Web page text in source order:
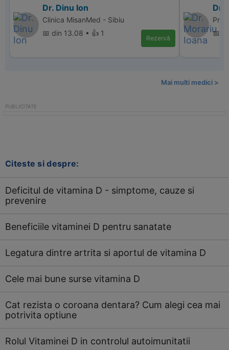
Dr. Dinu Ion
Clinica MisanMed - Sibiu
📅 din 13.08 • 👍 1
Rezervă
Dr.
Pro
📅
Mai multi medici >
Citeste si despre:
Deficitul de vitamina D - simptome, cauze si
prevenire
Beneficiile vitaminei D pentru sanatate
Legatura dintre artrita si aportul de vitamina D
Cele mai bune surse vitamina D
Cat rezista o coroana dentara? Cum alegi cea mai
potrivita optiune
Rolul Vitaminei D in controlul autoimunitatii